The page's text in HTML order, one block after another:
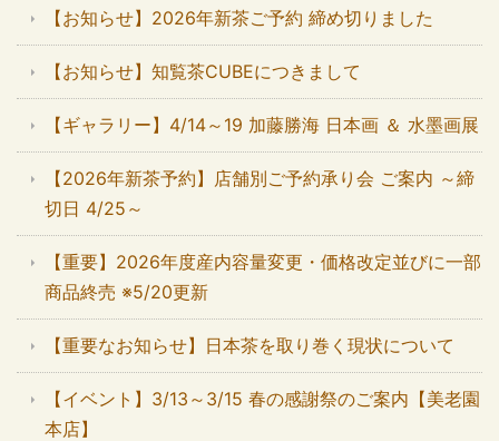
【お知らせ】2026年新茶ご予約 締め切りました
【お知らせ】知覧茶CUBEにつきまして
【ギャラリー】4/14～19 加藤勝海 日本画 ＆ 水墨画展
【2026年新茶予約】店舗別ご予約承り会 ご案内 ～締
切日 4/25～
【重要】2026年度産内容量変更・価格改定並びに一部
商品終売 ※5/20更新
【重要なお知らせ】日本茶を取り巻く現状について
【イベント】3/13～3/15 春の感謝祭のご案内【美老園
本店】